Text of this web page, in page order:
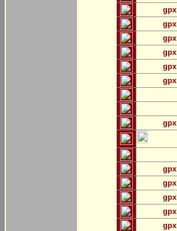
gpx
gpx
gpx
gpx
gpx
gpx
gpx
gpx
gpx
gpx
gpx
gpx